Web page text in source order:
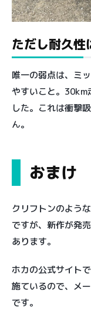
ただし耐久性
唯一の弱点は、ミ
やすいこと。30km
した。これは衝撃
ん。
おまけ
クリフトンのよう
ですが、新作が発
あります。
ホカの公式サイト
施ているので、メ
です。